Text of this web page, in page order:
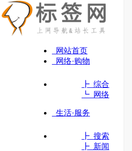
网站首页
网络·购物
┣ 综合
┗ 网络
生活·服务
┣ 搜索
┣ 新闻